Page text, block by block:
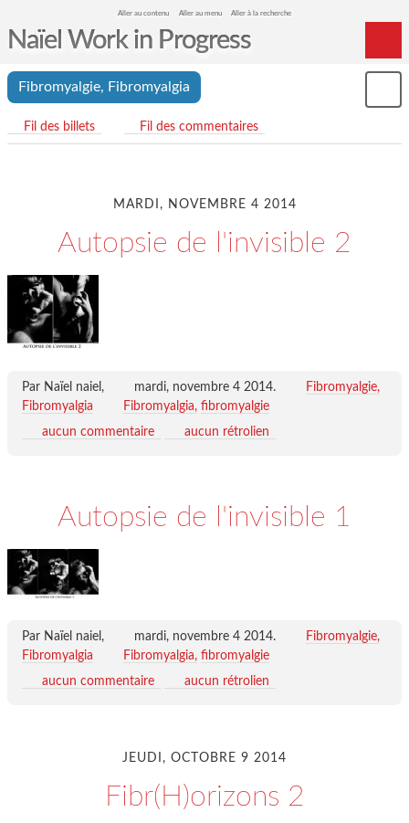
Aller au contenu Aller au menu Aller à la recherche
Naïel Work in Progress
Home
Fibromyalgie, Fibromyalgia
Fil des billets Fil des commentaires
MARDI, NOVEMBRE 4 2014
Autopsie de l'invisible 2
Par Naïel naiel, mardi, novembre 4 2014.
Fibromyalgie,
Fibromyalgia
Fibromyalgia fibromyalgie
aucun commentaire
aucun rétrolien
Autopsie de l'invisible 1
Par Naïel naiel, mardi, novembre 4 2014.
Fibromyalgie,
Fibromyalgia
Fibromyalgia fibromyalgie
aucun commentaire
aucun rétrolien
JEUDI, OCTOBRE 9 2014
Fibr(H)orizons 2